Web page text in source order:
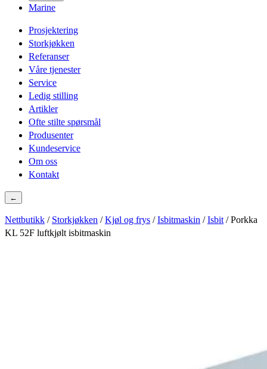
Marine
Prosjektering
Storkjøkken
Referanser
Våre tjenester
Service
Ledig stilling
Artikler
Ofte stilte spørsmål
Produsenter
Kundeservice
Om oss
Kontakt
←
Nettbutikk / Storkjøkken /Kjøl og frys /Isbitmaskin /Isbit / Porkka
KL 52F luftkjølt isbitmaskin